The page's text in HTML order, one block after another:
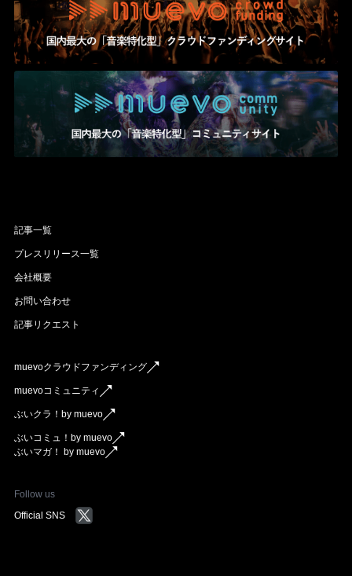
記事一覧
プレスリリース一覧
会社概要
お問い合わせ
記事リクエスト
muevoクラウドファンディング
muevoコミュニティ
ぶいクラ！by muevo
ぶいコミュ！by muevo
ぶいマガ！ by muevo
Follow us
Official SNS